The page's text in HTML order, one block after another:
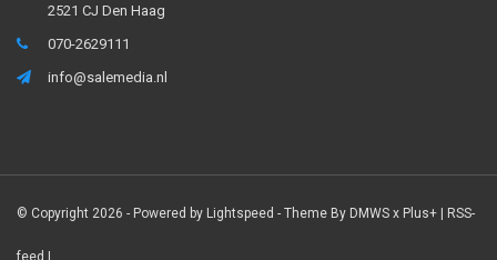
2521 CJ Den Haag
070-2629111
info@salemedia.nl
© Copyright 2026 - Powered by Lightspeed - Theme By DMWS x Plus+ | RSS-
feed |